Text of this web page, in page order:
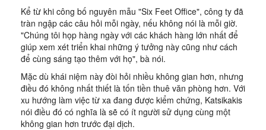
Kể từ khi công bố nguyên mẫu "Six Feet Office", công ty đã
tràn ngập các câu hỏi mỗi ngày, nếu không nói là mỗi giờ.
"Chúng tôi họp hàng ngày với các khách hàng lớn nhất để
giúp xem xét triển khai những ý tưởng này cũng như cách
để cùng sáng tạo thêm với họ", bà nói.
Mặc dù khái niệm này đòi hỏi nhiều không gian hơn, nhưng
điều đó không nhất thiết là tốn tiền thuê văn phòng hơn. Với
xu hướng làm việc từ xa đang được kiểm chứng, Katsikakis
nói điều đó có nghĩa là sẽ có ít người sử dụng cùng một
không gian hơn trước đại dịch.